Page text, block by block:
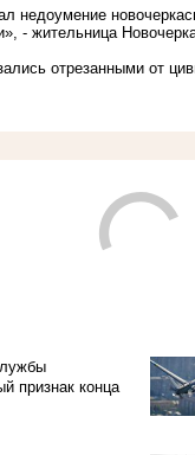
недоумение
- жительница
отрезанными от
признак конца